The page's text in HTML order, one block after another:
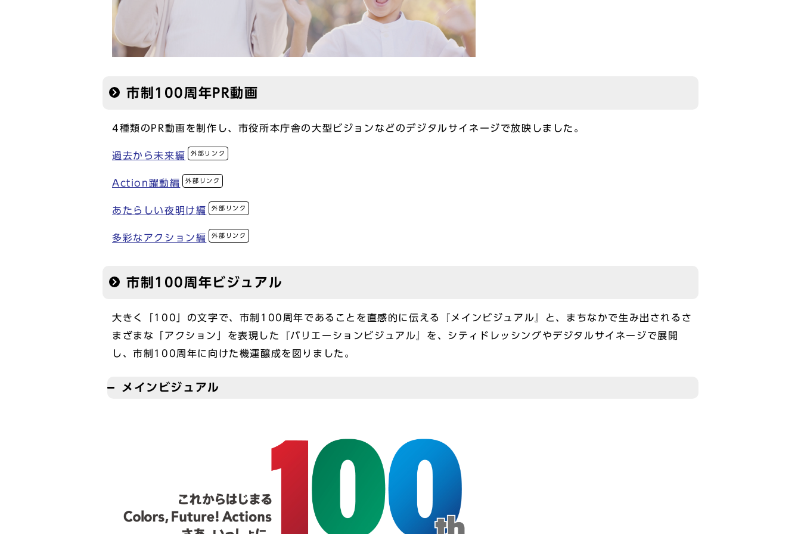
市制100周年PR動画
4種類のPR動画を制作し、市役所本庁舎の大型ビジョンなどのデジタルサイネージで放映しました。
過去から未来編 外部リンク
Action躍動編 外部リンク
あたらしい夜明け編 外部リンク
多彩なアクション編 外部リンク
市制100周年ビジュアル
大きく「100」の文字で、市制100周年であることを直感的に伝える『メインビジュアル』と、まちなかで生み出されるさ
まざまな「アクション」を表現した『バリエーションビジュアル』を、シティドレッシングやデジタルサイネージで展開
し、市制100周年に向けた機運醸成を図りました。
メインビジュアル